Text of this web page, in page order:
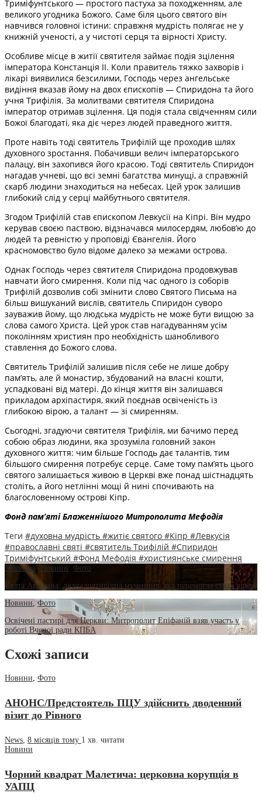
Триміфунтського — простого пастуха за походженням, але
великого угодника Божого. Саме біля цього святого він
навчився головної істини: справжня мудрість полягає не у
книжній ученості, а у чистоті серця та вірності Христу.
Особливе місце в житії святителя займає подія зцілення
імператора Констанція II. Коли правитель тяжко захворів і
лікарі виявилися безсилими, Господь через ангельське
видіння вказав йому на двох єпископів — Спиридона та його
учня Трифілія. За молитвами святителя Спиридона
імператор отримав зцілення. Ця подія стала свідченням сили
Божої благодаті, яка діє через людей праведного життя.
Проте навіть тоді святитель Трифілій ще проходив шлях
духовного зростання. Побачивши велич імператорського
палацу, він захопився його красою. Тоді святитель Спиридон
нагадав учневі, що всі земні багатства минущі, а справжній
скарб людини знаходиться на небесах. Цей урок залишив
глибокий слід у серці майбутнього святителя.
Згодом Трифілій став єпископом Левкусії на Кіпрі. Він мудро
керував своєю паствою, відзначався милосердям, любов’ю до
людей та ревністю у проповіді Євангелія. Його
красномовство було відоме далеко за межами острова.
Однак Господь через святителя Спиридона продовжував
навчати його смирення. Коли під час одного із соборів
Трифілій дозволив собі змінити слово Святого Письма на
більш вишуканий вислів, святитель Спиридон суворо
зауважив йому, що людська мудрість не може бути вищою за
слова самого Христа. Цей урок став нагадуванням усім
поколінням християн про необхідність шанобливого
ставлення до Божого слова.
Святитель Трифілій залишив після себе не лише добру
пам’ять, але й монастир, збудований на власні кошти,
успадковані від матері. До кінця життя він залишався
прикладом архіпастиря, який поєднав освіченість із
глибокою вірою, а талант — зі смиренням.
Сьогодні, згадуючи святителя Трифілія, ми бачимо перед
собою образ людини, яка зрозуміла головний закон
духовного життя: чим більше Господь дає талантів, тим
більшого смирення потребує серце. Саме тому пам’ять цього
святого залишається живою в Церкві вже понад шістнадцять
століть, а його нетлінні мощі й нині спочивають на
благословенному острові Кіпр.
Фонд пам’яті Блаженнішого Митрополита Мефодія
Теги #духовна мудрість #житіє святого #Кіпр #Левкусія
#православні святі #святитель Трифілій #Спиридон
Триміфунтський #Фонд Мефодія #християнське смирення
Молитва Новини
Фото
Свята Акилина: дванадцятирічна мучениця, яка перемогла страх вірою
Новини ,Фото
Освічені пастирі для Церкви: Митрополит Епіфаній взяв участь у
роботі Вченої ради КПБА
Схожі записи
Новини, Фото
АНОНС/Предстоятель ПЦУ здійснить дводенний
візит до Рівного
News, 8 місяців тому 1 хв. читати
Новини
Чорний квадрат Малетича: церковна корупція в
УАПЦ